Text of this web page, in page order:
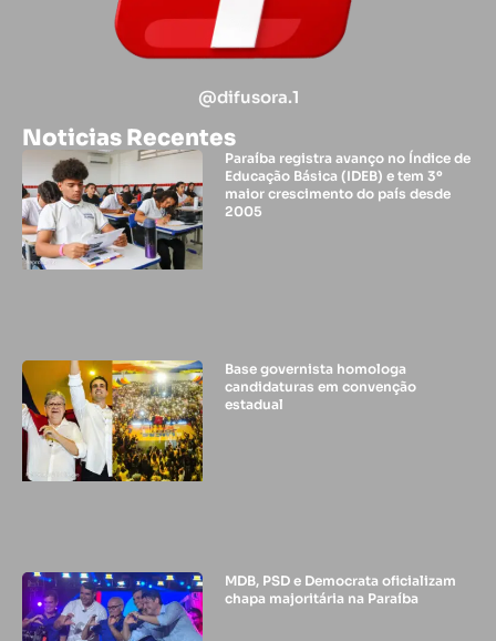
@difusora.1
Noticias Recentes
Paraíba registra avanço no Índice de
Educação Básica (IDEB) e tem 3º
maior crescimento do país desde
2005
Base governista homologa
candidaturas em convenção
estadual
MDB, PSD e Democrata oficializam
chapa majoritária na Paraíba